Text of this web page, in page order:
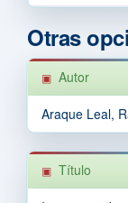
Otras
Autor
Araque Leal,
Título